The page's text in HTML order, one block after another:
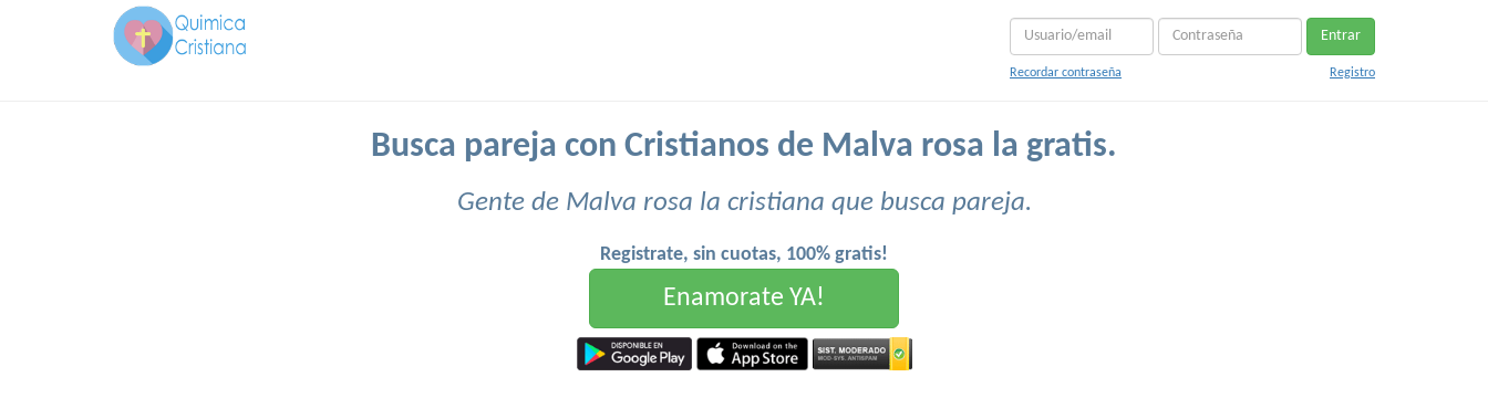
Entrar
Recordar contraseña Registro
Busca pareja con Cristianos de Malva rosa la gratis.
Gente de Malva rosa la cristiana que busca pareja.
Registrate, sin cuotas, 100% gratis!
Enamorate YA!